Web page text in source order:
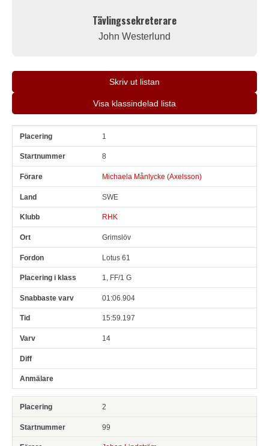
Tävlingssekreterare
John Westerlund
Skriv ut listan
Visa klassindelad lista
Pl Snr 1
8
Michaela Månlycke (Axelsson)
SWE
RHK
Grimslöv
Lotus 61
1, FF/1 G
01:06.904
15:59.197
14
2
99